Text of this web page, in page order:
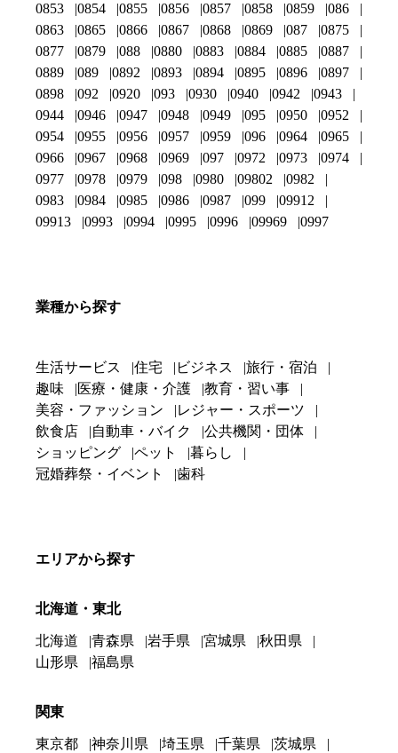
0853
0854 0855 0856 0857 0858 0859
086
0863
0865 0866 0867 0868 0869 087
0875
0877
0879 088 0880 0883 0884 0885
0887
0889
089 0892 0893 0894 0895 0896
0897
0898
092 0920 093 0930 0940 0942
0943
0944
0946 0947 0948 0949 095 0950
0952
0954
0955 0956 0957 0959 096 0964
0965
0966
0967 0968 0969 097 0972 0973
0974
0977
0978 0979 098 0980 09802
0982
0983
0984 0985 0986 0987 099
09912
09913
0993 0994 0995 0996 09969 0997
業種から探す
生活サービス 住宅 ビジネス
旅行・宿泊
趣味
医療・健康・介護
教育・習い事
美容・ファッション
レジャー・スポーツ
飲食店
自動車・バイク
公共機関・団体
ショッピング
ペット
暮らし
冠婚葬祭・イベント
歯科
エリアから探す
北海道・東北
北海道 青森県 岩手県 宮城県
秋田県
山形県
福島県
関東
東京都 神奈川県 埼玉県 千葉県
茨城県